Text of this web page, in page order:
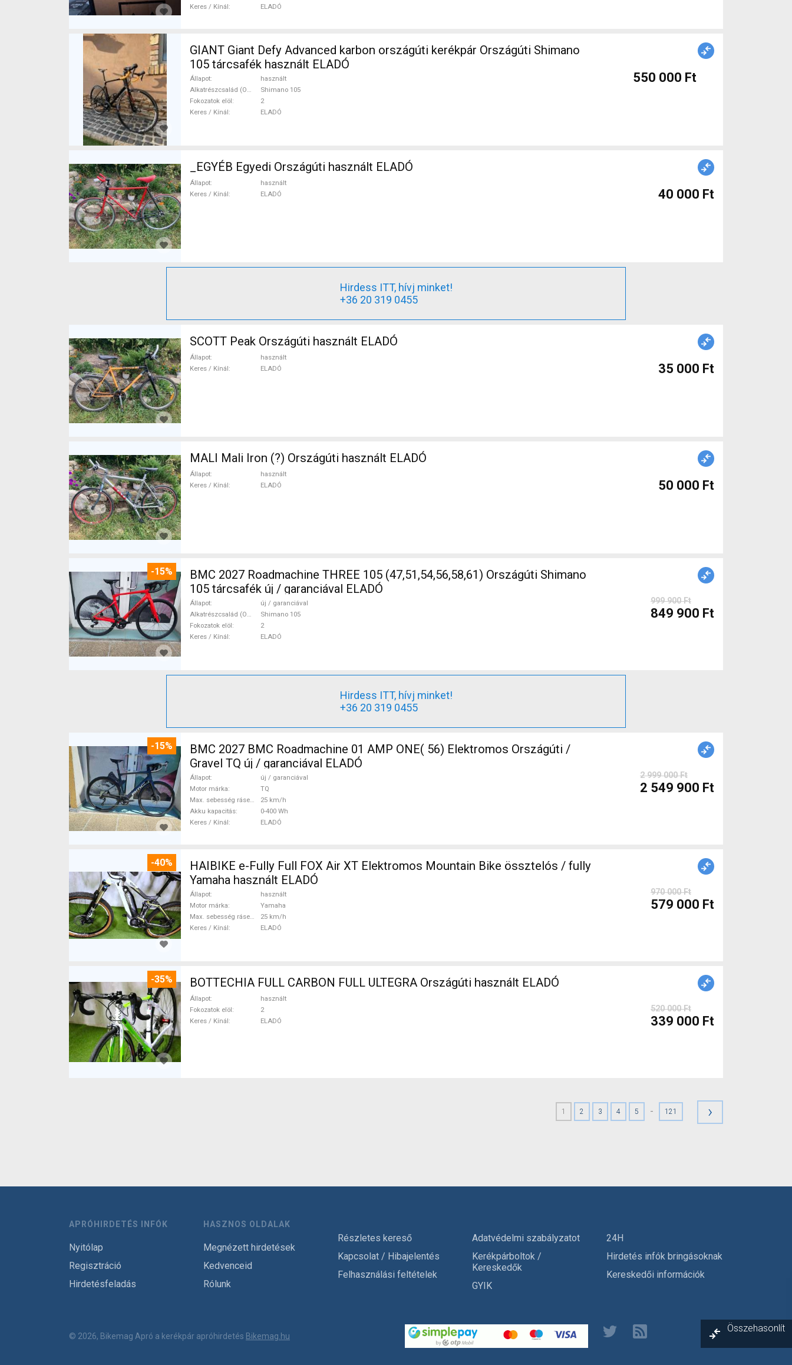
Keres / Kínál
ELADÓ
GIANT Giant Defy Advanced karbon országúti kerékpár Országúti Shimano
105 tárcsafék használt ELADÓ
Állapot
használt
Alkatrészcsalád (Outi)
Shimano 105
Fokozatok elöl
2
Keres / Kínál
ELADÓ
550 000 Ft
_EGYÉB Egyedi Országúti használt ELADÓ
Állapot
használt
Keres / Kínál
ELADÓ 40 000 Ft
Hirdess ITT, hívj minket!
+36 20 319 0455
SCOTT Peak Országúti használt ELADÓ
Állapot
használt
Keres / Kínál
ELADÓ 35 000 Ft
MALI Mali Iron (?) Országúti használt ELADÓ
Állapot
használt
Keres / Kínál
ELADÓ 50 000 Ft
-15%
BMC 2027 Roadmachine THREE 105 (47,51,54,56,58,61) Országúti Shimano
105 tárcsafék új / garanciával ELADÓ
Állapot
új / garanciával
Alkatrészcsalád (Outi)
Shimano 105
Fokozatok elöl
2
Keres / Kínál
ELADÓ
999 900 Ft
849 900 Ft
Hirdess ITT, hívj minket!
+36 20 319 0455
-15%
BMC 2027 BMC Roadmachine 01 AMP ONE( 56) Elektromos Országúti /
Gravel TQ új / garanciával ELADÓ
Állapot
új / garanciával
Motor márka
TQ
Max. sebesség rásegítéssel
25 km/h
Akku kapacitás
0-400 Wh
Keres / Kínál
ELADÓ
2 999 000 Ft
2 549 900 Ft
-40%
HAIBIKE e-Fully Full FOX Air XT Elektromos Mountain Bike össztelós / fully
Yamaha használt ELADÓ
Állapot
használt
Motor márka
Yamaha
Max. sebesség rásegítéssel
25 km/h
Keres / Kínál
ELADÓ
970 000 Ft
579 000 Ft
-35% BOTTECHIA FULL CARBON FULL ULTEGRA Országúti használt ELADÓ
Állapot
használt
Fokozatok elöl
2
Keres / Kínál
ELADÓ
520 000 Ft
339 000 Ft
1 2 3 4 5 - 121 ›
APRÓHIRDETÉS INFÓK
Nyitólap
Regisztráció
Hirdetésfeladás
HASZNOS OLDALAK
Megnézett hirdetések
Kedvenceid
Rólunk
Részletes kereső
Kapcsolat / Hibajelentés
Felhasználási feltételek
Adatvédelmi szabályzatot
Kerékpárboltok /
Kereskedők
GYIK
24H
Hirdetés infók bringásoknak
Kereskedői információk
© 2026, Bikemag Apró a kerékpár apróhirdetés Bikemag.hu
Összehasonlít